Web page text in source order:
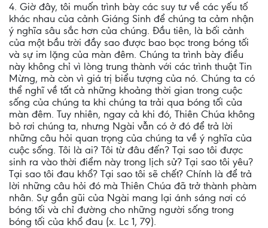
4. Giờ đây, tôi muốn trình bày các suy tư về các yếu tố
khác nhau của cảnh Giáng Sinh để chúng ta cảm nhận
ý nghĩa sâu sắc hơn của chúng. Đầu tiên, là bối cảnh
của một bầu trời đầy sao được bao bọc trong bóng tối
và sự im lặng của màn đêm. Chúng ta trình bày điều
này không chỉ vì lòng trung thành với các trình thuật Tin
Mừng, mà còn vì giá trị biểu tượng của nó. Chúng ta có
thể nghĩ về tất cả những khoảng thời gian trong cuộc
sống của chúng ta khi chúng ta trải qua bóng tối của
màn đêm. Tuy nhiên, ngay cả khi đó, Thiên Chúa không
bỏ rơi chúng ta, nhưng Ngài vẫn có ở đó để trả lời
những câu hỏi quan trọng của chúng ta về ý nghĩa của
cuộc sống. Tôi là ai? Tôi từ đâu đến? Tại sao tôi được
sinh ra vào thời điểm này trong lịch sử? Tại sao tôi yêu?
Tại sao tôi đau khổ? Tại sao tôi sẽ chết? Chính là để trả
lời những câu hỏi đó mà Thiên Chúa đã trở thành phàm
nhân. Sự gần gũi của Ngài mang lại ánh sáng nơi có
bóng tối và chỉ đường cho những người sống trong
bóng tối của khổ đau (x. Lc 1, 79).